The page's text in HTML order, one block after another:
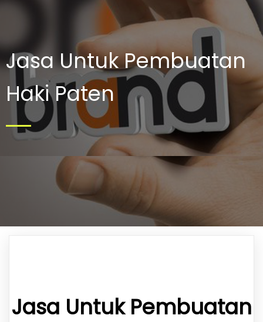
Jasa Untuk Pembuatan
Haki Paten
Jasa Untuk Pembuatan